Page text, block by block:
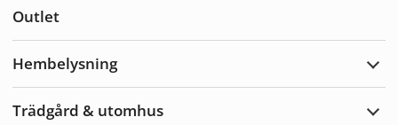
Outlet
Hembelysning
Trädgård & utomhus